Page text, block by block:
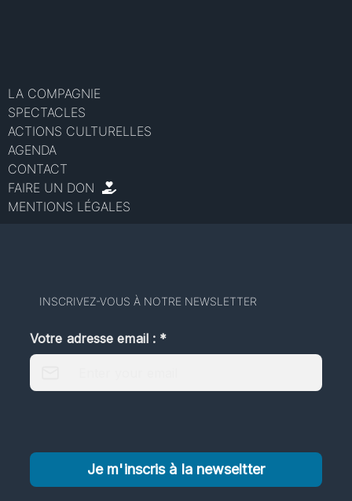
LA COMPAGNIE
SPECTACLES
ACTIONS CULTURELLES
AGENDA
CONTACT
FAIRE UN DON
MENTIONS LÉGALES
INSCRIVEZ-VOUS À NOTRE NEWSLETTER